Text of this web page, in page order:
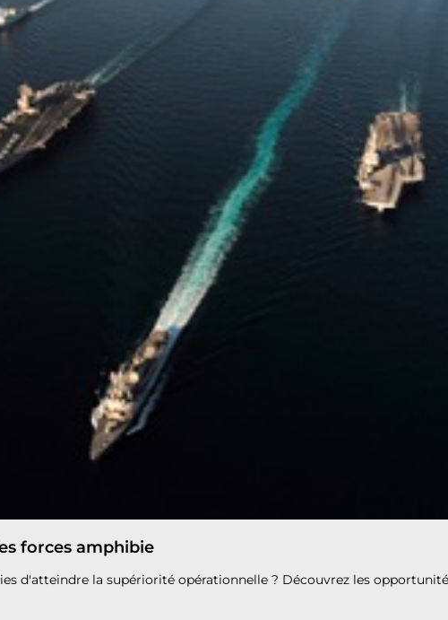
forces amphibie
d'atteindre la supériorité opérationnelle ? Découvrez les